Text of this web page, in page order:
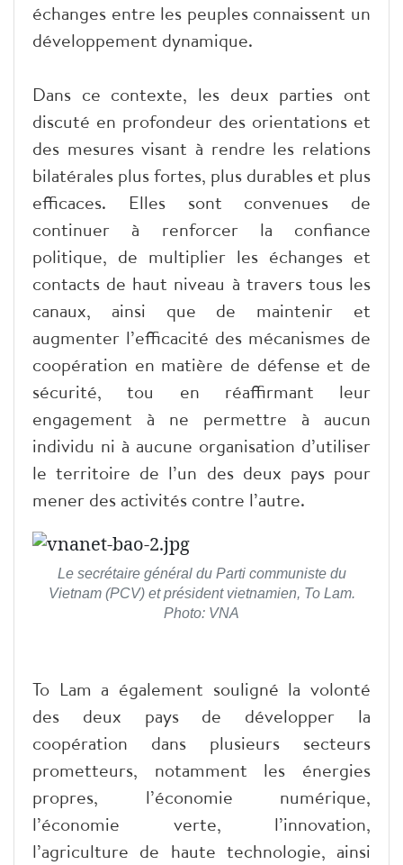
échanges entre les peuples connaissent un
développement dynamique.
Dans ce contexte, les deux parties ont
discuté en profondeur des orientations et
des mesures visant à rendre les relations
bilatérales plus fortes, plus durables et plus
efficaces. Elles sont convenues de
continuer à renforcer la confiance
politique, de multiplier les échanges et
contacts de haut niveau à travers tous les
canaux, ainsi que de maintenir et
augmenter l’efficacité des mécanismes de
coopération en matière de défense et de
sécurité, tou en réaffirmant leur
engagement à ne permettre à aucun
individu ni à aucune organisation d’utiliser
le territoire de l’un des deux pays pour
mener des activités contre l’autre.
Le secrétaire général du Parti communiste du
Vietnam (PCV) et président vietnamien, To Lam.
Photo: VNA
To Lam a également souligné la volonté
des deux pays de développer la
coopération dans plusieurs secteurs
prometteurs, notamment les énergies
propres, l’économie numérique,
l’économie verte, l’innovation,
l’agriculture de haute technologie, ainsi